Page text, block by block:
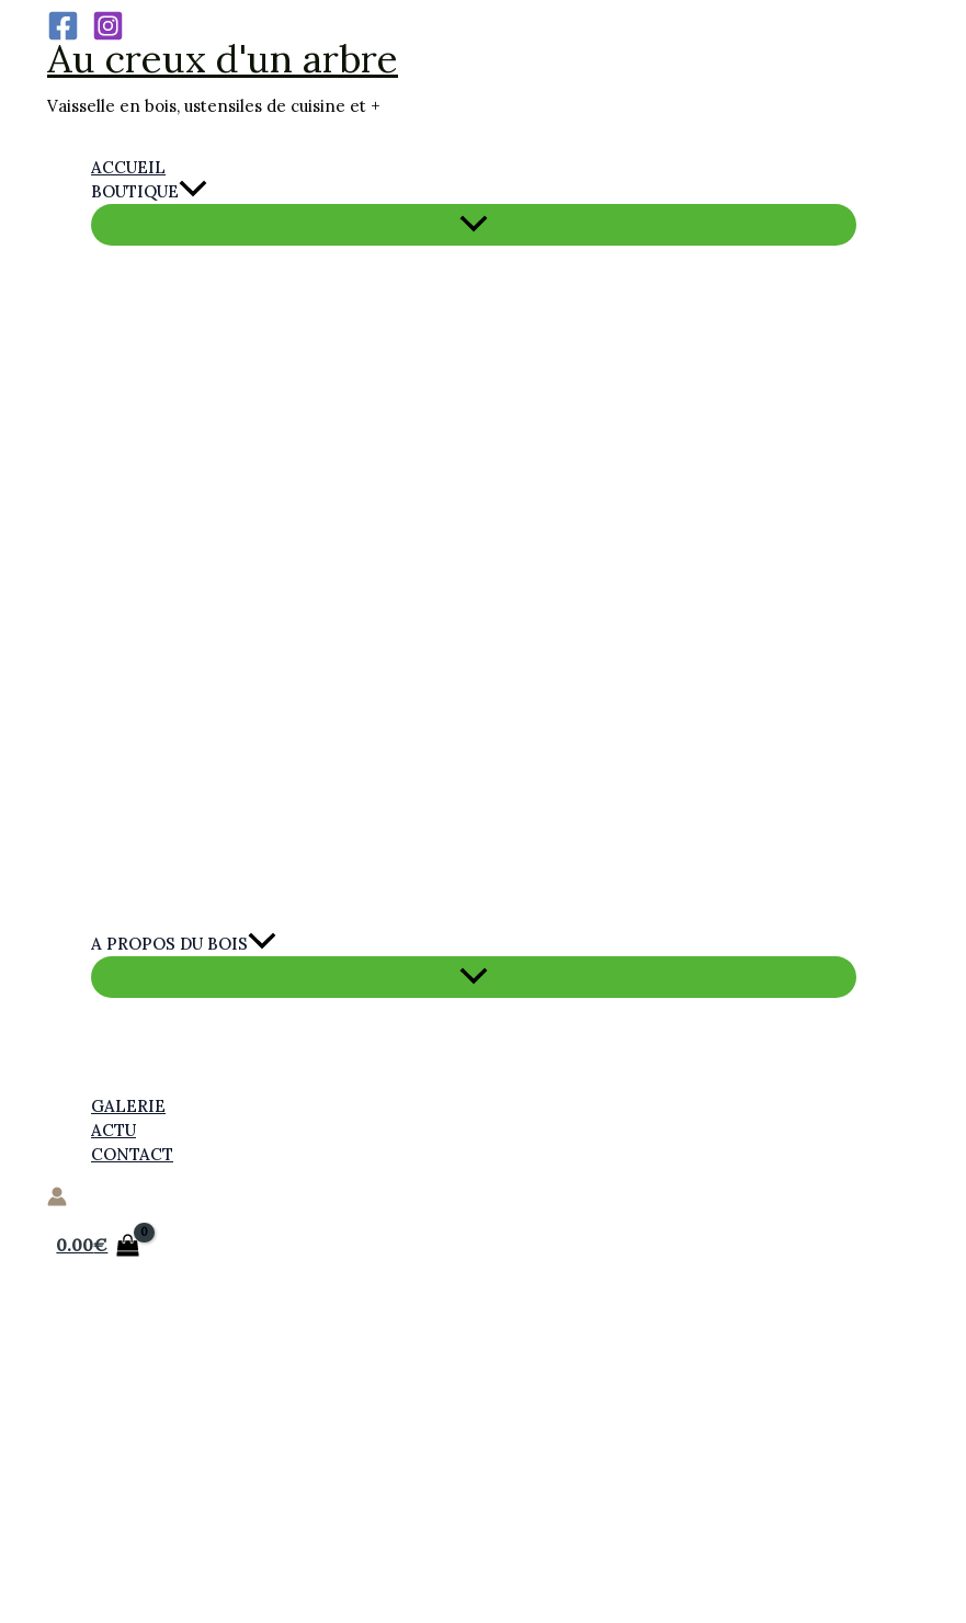
contenu
Au creux d'un arbre
Vaisselle en bois, ustensiles de cuisine et +
ACCUEIL
BOUTIQUE
A PROPOS DU BOIS
GALERIE
ACTU
CONTACT
0.00€